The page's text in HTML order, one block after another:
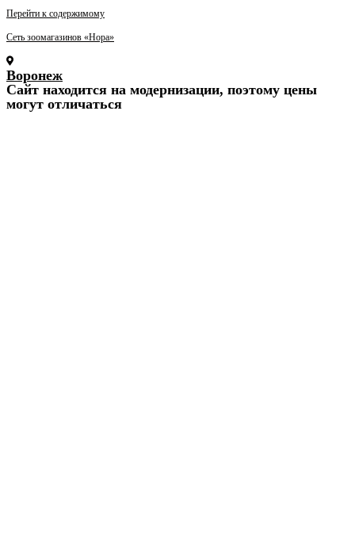
Перейти к содержимому
Сеть зоомагазинов «Нора»
Воронеж
Cайт находится на модернизации, поэтому цены
могут отличаться